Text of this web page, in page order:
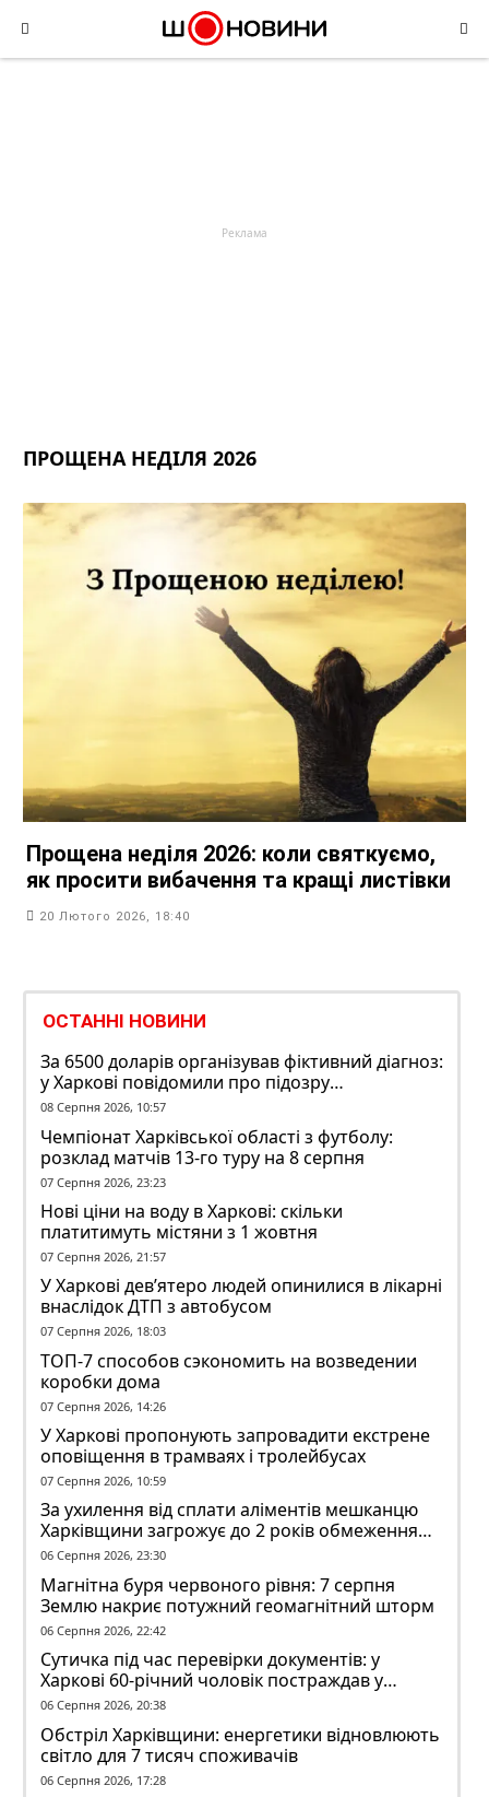
content
ПРОЩЕНА НЕДІЛЯ 2026
Прощена неділя 2026: коли святкуємо,
як просити вибачення та кращі листівки
20 Лютого 2026, 18:40
ОСТАННІ НОВИНИ
За 6500 доларів організував фіктивний діагноз:
у Харкові повідомили про підозру
ексзавідувачу психлікарні
08 Серпня 2026, 10:57
Чемпіонат Харківської області з футболу:
розклад матчів 13-го туру на 8 серпня
07 Серпня 2026, 23:23
Нові ціни на воду в Харкові: скільки
платитимуть містяни з 1 жовтня
07 Серпня 2026, 21:57
У Харкові дев’ятеро людей опинилися в лікарні
внаслідок ДТП з автобусом
07 Серпня 2026, 18:03
ТОП-7 способов сэкономить на возведении
коробки дома
07 Серпня 2026, 14:26
У Харкові пропонують запровадити екстрене
оповіщення в трамваях і тролейбусах
07 Серпня 2026, 10:59
За ухилення від сплати аліментів мешканцю
Харківщини загрожує до 2 років обмеження
волі
06 Серпня 2026, 23:30
Магнітна буря червоного рівня: 7 серпня
Землю накриє потужний геомагнітний шторм
06 Серпня 2026, 22:42
Сутичка під час перевірки документів: у
Харкові 60-річний чоловік постраждав у
конфлікті з ТЦК
06 Серпня 2026, 20:38
Обстріл Харківщини: енергетики відновлюють
світло для 7 тисяч споживачів
06 Серпня 2026, 17:28